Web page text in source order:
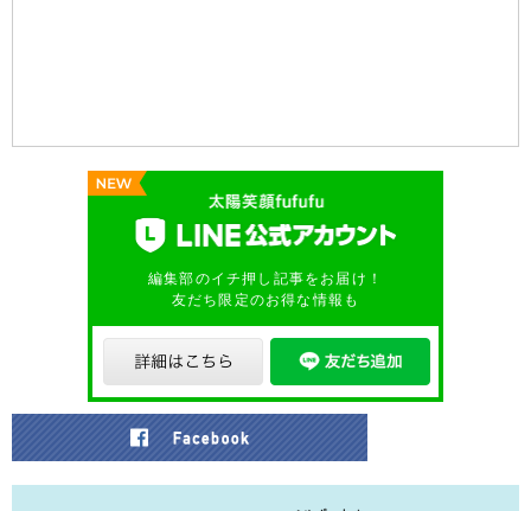
編集部のイチ押し記事をお届け！
友だち限定のお得な情報も